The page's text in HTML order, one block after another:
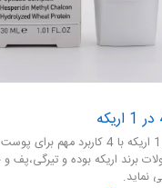
کرم دور چشم 4 در 1 اریکه با 4
برند اریکه بوده و
نماید.